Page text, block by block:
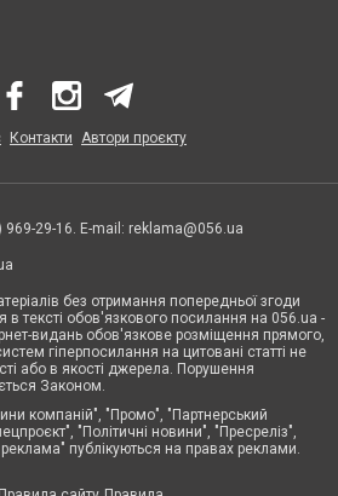
Контакти Автори проєкту
29-16. E-mail: reklama@056.ua
без отримання попередньої згоди
тексті обов'язкового посилання на 056.ua -
видань обов'язкове розміщення прямого,
гіперпосилання на цитовані статті не
або в якості джерела. Порушення
Законом.
компаній", "Промо", "Партнерський
"Політичні новини", "Пресреліз",
публікуються на правах реклами.